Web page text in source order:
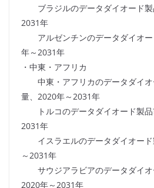
ブラジルのデータダイオード製
2031年
アルゼンチンのデータダイオー
年～2031年
・中東・アフリカ
中東・アフリカのデータダイオ
量、2020年～2031年
トルコのデータダイオード製品
2031年
イスラエルのデータダイオード
～2031年
サウジアラビアのデータダイオ
2020年～2031年